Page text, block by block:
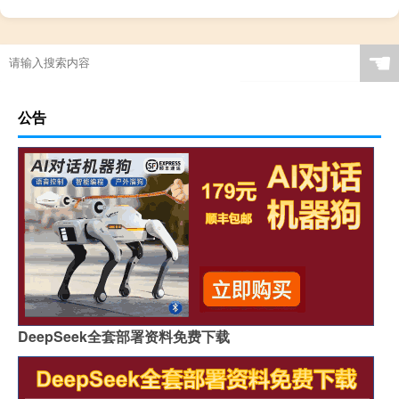
☚
公告
DeepSeek全套部署资料免费下载